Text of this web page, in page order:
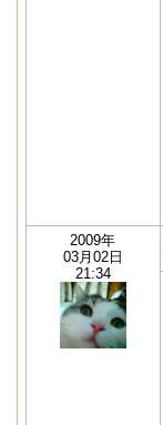
2009年
03月02日
21:34